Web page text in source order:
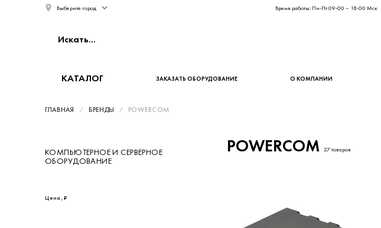
Москва Время работы: Пн-Пт 09-00 – 18-00 Мск
КАТАЛОГ ЗАКАЗАТЬ ОБОРУДОВАНИЕ О КОМПАНИИ
ГЛАВНАЯ БРЕНДЫ POWERCOM
Категория
КОМПЬЮТЕРНОЕ И СЕРВЕРНОЕ
ОБОРУДОВАНИЕ
Цена , ₽
POWERCOM 27 товаров